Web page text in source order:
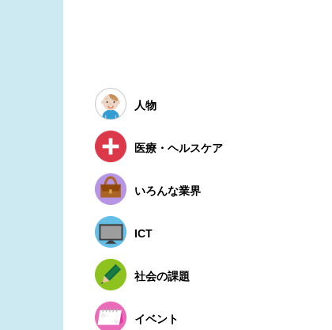
人物
医療・ヘルスケア
いろんな業界
ICT
社会の課題
イベント